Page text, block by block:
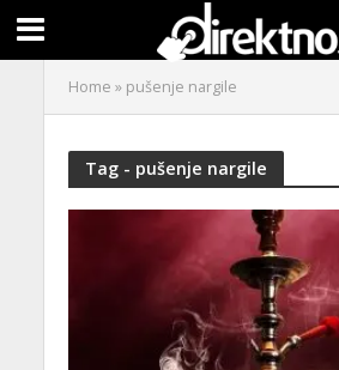
Home » pušenje nargile
Tag - pušenje nargile